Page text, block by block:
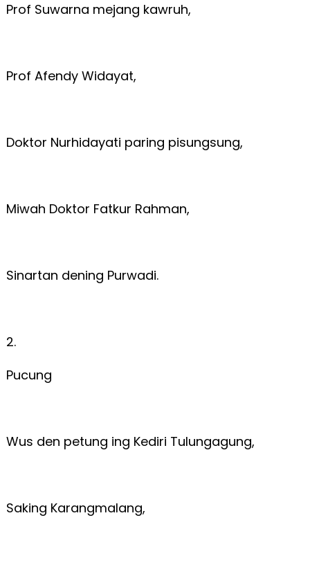
Prof Suwarna mejang kawruh,
Prof Afendy Widayat,
Doktor Nurhidayati paring pisungsung,
Miwah Doktor Fatkur Rahman,
Sinartan dening Purwadi.
2.
Pucung
Wus den petung ing Kediri Tulungagung,
Saking Karangmalang,